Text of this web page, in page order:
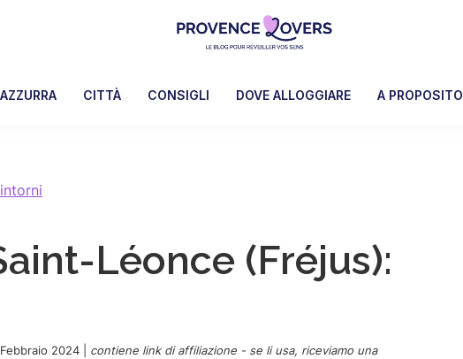
Lovers
risvegliare
blog
de
Manu
CITTÀ CONSIGLI DOVE ALLOGGIARE A PROPOSITO
Léonce (Fréjus):
2024
contiene link di affiliazione - se li usa, riceviamo una